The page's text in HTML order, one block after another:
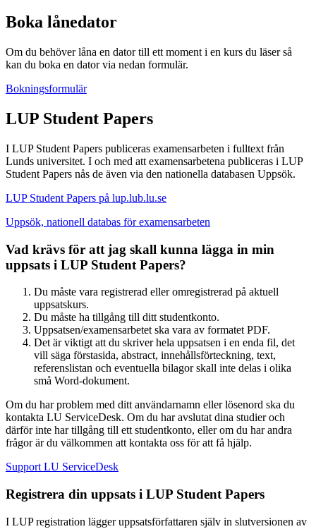
Boka lånedator
Om du behöver låna en dator till ett moment i en kurs du läser så
kan du boka en dator via nedan formulär.
Bokningsformulär
LUP Student Papers
I LUP Student Papers publiceras examensarbeten i fulltext från
Lunds universitet. I och med att examensarbetena publiceras i LUP
Student Papers nås de även via den nationella databasen Uppsök.
LUP Student Papers på lup.lub.lu.se
Uppsök, nationell databas för examensarbeten
Vad krävs för att jag skall kunna lägga in min
uppsats i LUP Student Papers?
Du måste vara registrerad eller omregistrerad på aktuell
uppsatskurs.
Du måste ha tillgång till ditt studentkonto.
Uppsatsen/examensarbetet ska vara av formatet PDF.
Det är viktigt att du skriver hela uppsatsen i en enda fil, det
vill säga förstasida, abstract, innehållsförteckning, text,
referenslistan och eventuella bilagor skall inte delas i olika
små Word-dokument.
Om du har problem med ditt användarnamn eller lösenord ska du
kontakta LU ServiceDesk. Om du har avslutat dina studier och
därför inte har tillgång till ett studentkonto, eller om du har andra
frågor är du välkommen att kontakta oss för att få hjälp.
Support LU ServiceDesk
Registrera din uppsats i LUP Student Papers
I LUP registration lägger uppsatsförfattaren själv in slutversionen av